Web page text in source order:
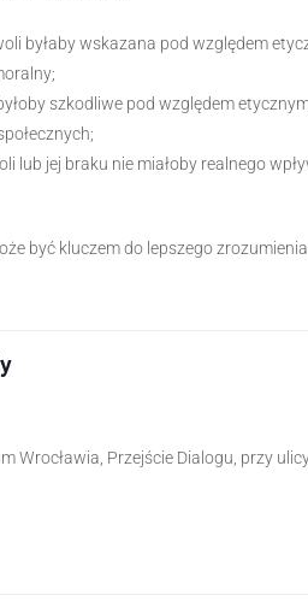
byłaby wskazana pod względem
szkodliwe pod względem
lub jej braku nie miałoby realnego
być kluczem do lepszego zrozumienia
Wrocławia, Przejście Dialogu, przy